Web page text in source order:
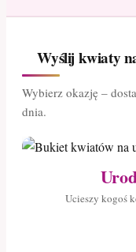
Wyślij kwiaty
Wybierz okazję –
dnia.
Ucieszy kogoś